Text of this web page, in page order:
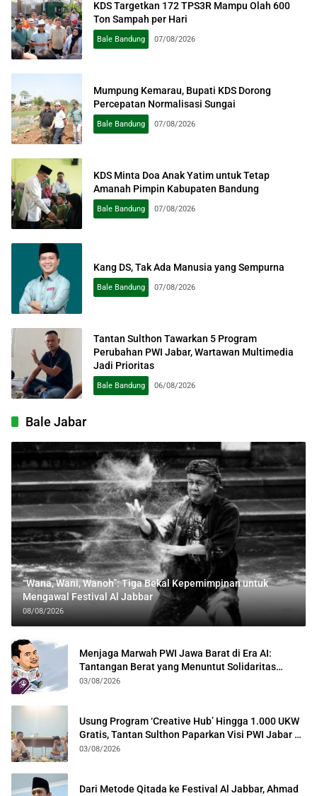
KDS Targetkan 172 TPS3R Mampu Olah 600
Ton Sampah per Hari
Bale Bandung 07/08/2026
Mumpung Kemarau, Bupati KDS Dorong
Percepatan Normalisasi Sungai
Bale Bandung 07/08/2026
KDS Minta Doa Anak Yatim untuk Tetap
Amanah Pimpin Kabupaten Bandung
Bale Bandung 07/08/2026
Kang DS, Tak Ada Manusia yang Sempurna
Bale Bandung 07/08/2026
Tantan Sulthon Tawarkan 5 Program
Perubahan PWI Jabar, Wartawan Multimedia
Jadi Prioritas
Bale Bandung 06/08/2026
Bale Jabar
“Wana, Wani, Wanoh”: Tiga Bekal Kepemimpinan untuk
Mengawal Festival Al Jabbar
08/08/2026
Menjaga Marwah PWI Jawa Barat di Era AI:
Tantangan Berat yang Menuntut Solidaritas
Lintas Generasi
03/08/2026
Usung Program ‘Creative Hub’ Hingga 1.000 UKW
Gratis, Tantan Sulthon Paparkan Visi PWI Jabar di
Kota Bogor
03/08/2026
Dari Metode Qitada ke Festival Al Jabbar, Ahmad